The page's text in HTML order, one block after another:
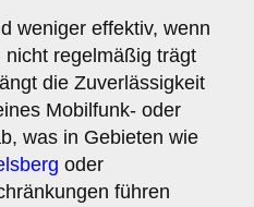
weniger effektiv, wenn
regelmäßig trägt
die Zuverlässigkeit
Mobilfunk- oder
was in Gebieten wie
oder
führen